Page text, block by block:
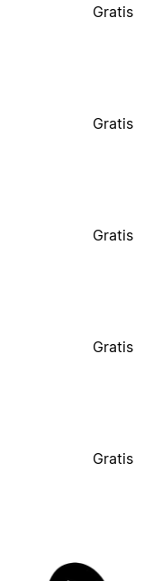
Gratis
Gratis
Gratis
Gratis
Gratis